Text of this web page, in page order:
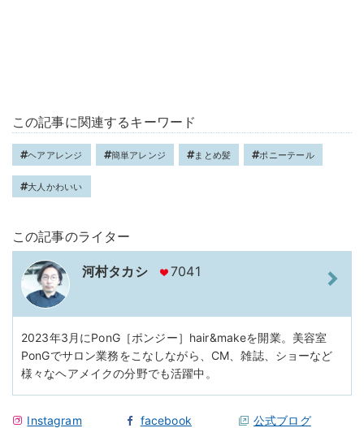
この記事に関連するキーワード
ヘアアレンジ 簡単アレンジ まとめ髪 ポニーテール
大人かわいい
この記事のライター
河村タカシ 7041
2023年3月にPonG［ポンジー］hair&makeを開業。美容室
PonGでサロン業務をこなしながら、CM、雑誌、ショーなど
様々なヘアメイクの分野でも活躍中。
Instagram facebook 公式ブログ